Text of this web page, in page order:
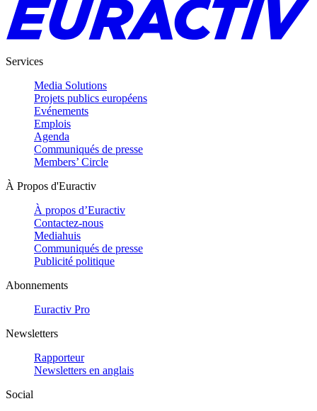
Services
Media Solutions
Projets publics européens
Evénements
Emplois
Agenda
Communiqués de presse
Members’ Circle
À Propos d'Euractiv
À propos d’Euractiv
Contactez-nous
Mediahuis
Communiqués de presse
Publicité politique
Abonnements
Euractiv Pro
Newsletters
Rapporteur
Newsletters en anglais
Social